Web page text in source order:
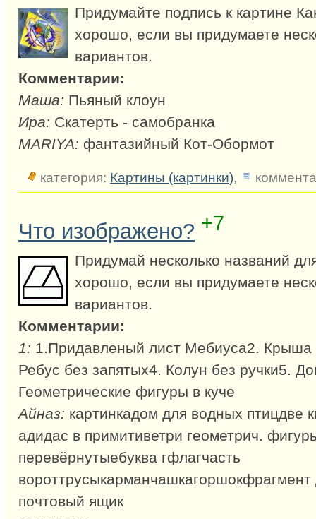
Придумайте подпись к картине
хорошо, если вы придумаете
вариантов.
Комментарии:
Маша: Пьяный клоун
Ира: Скатерть - самобранка
MARIYA: фантазийный Кот-Обормот
категория: Картины (картинки),
Что изображено? +7
Придумай несколько названий
хорошо, если вы придумаете
вариантов.
Комментарии:
1: 1.Придавленый лист Мебиуса2. Крыша
Ребус без запятых4. Колун без ручки5.
Геометрические фигуры в куче
Айназ: картинкадом для водных птицдве
адидас в примитиветри геометрич.
перевёрнутыебуква гфлагчасть
вороттрусыкарманчашкагоршокфрагмент
почтовый ящик